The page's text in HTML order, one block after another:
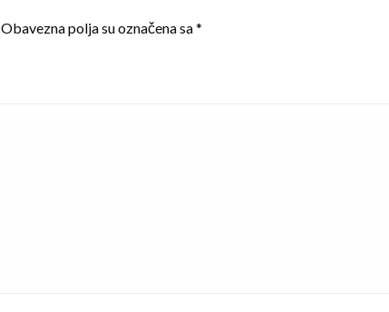
Obavezna polja su označena sa*